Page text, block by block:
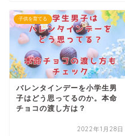
子供を育てる
バレンタインデーを小学生男
子はどう思ってるのか。本命
チョコの渡し方は？
2022年1月28日